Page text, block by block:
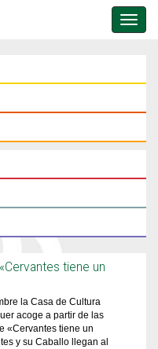
de
tiene un
la Casa de Cultura
acoge a partir de las
«Cervantes tiene un
y su Caballo llegan al